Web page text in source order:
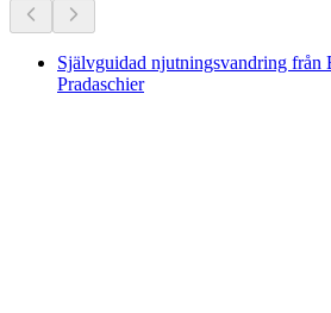
Självguidad njutningsvandring från
Pradaschier